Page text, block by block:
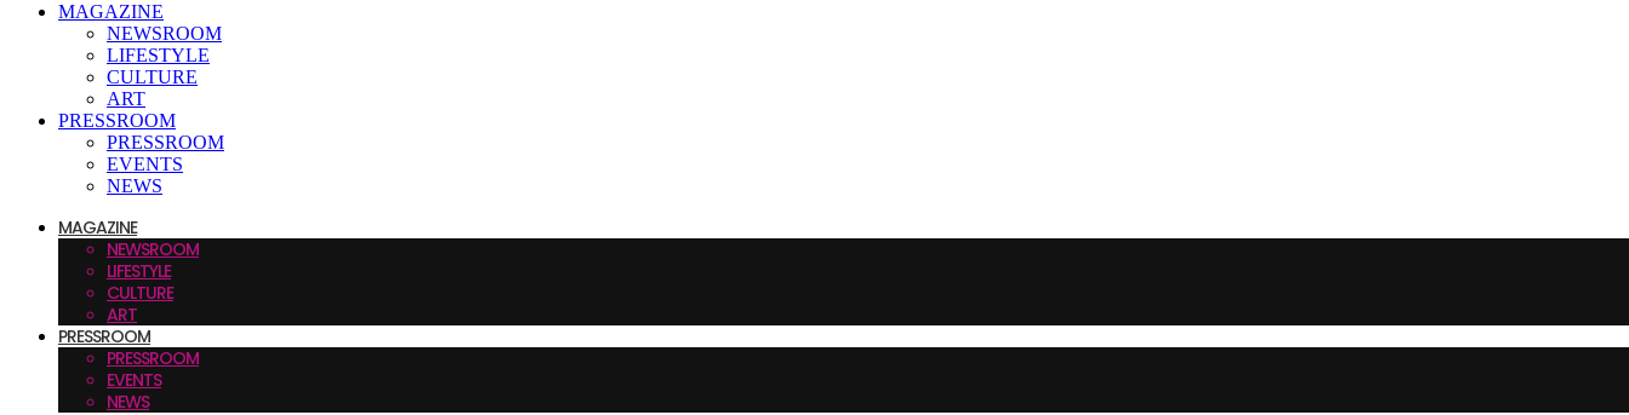
MAGAZINE
NEWSROOM
LIFESTYLE
CULTURE
ART
PRESSROOM
PRESSROOM
EVENTS
NEWS
MAGAZINE
NEWSROOM
LIFESTYLE
CULTURE
ART
PRESSROOM
PRESSROOM
EVENTS
NEWS